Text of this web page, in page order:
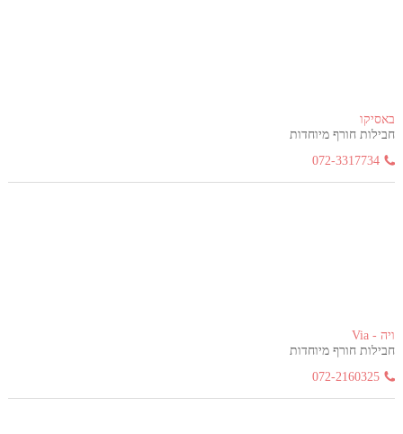
באסיקו
חבילות חורף מיוחדות
072-3317734
ויה - Via
חבילות חורף מיוחדות
072-2160325